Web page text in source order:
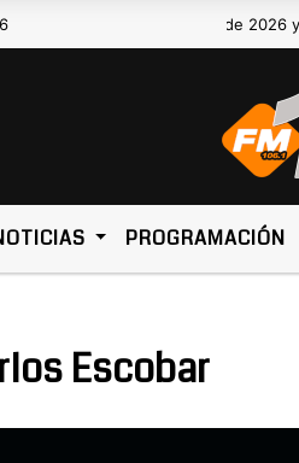
Viernes 7 de Agosto de 2026 y son
PROGRAMACIÓN
Escobar